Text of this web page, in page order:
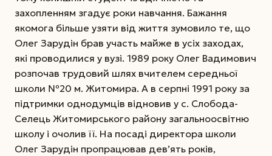
захопленням згадує роки навчання. Бажання
якомога більше узяти від життя зумовило те, що
Олег Зарудін брав участь майже в усіх заходах,
які проводилися у вузі. 1989 року Олег Вадимович
розпочав трудовий шлях вчителем середньої
школи №20 м. Житомира. А в серпні 1991 року за
підтримки однодумців відновив у с. Слобода-
Селець Житомирського району загальноосвітню
школу і очолив її. На посаді директора школи
Олег Зарудін пропрацював дев’ять років,